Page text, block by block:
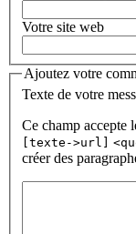
Votre site web
Ajoutez votre
Texte de votre
Ce champ accepte
[texte->url]
créer des